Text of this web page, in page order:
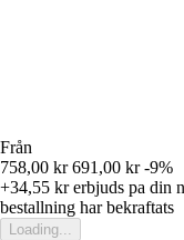
Från
758,00 kr 691,00 kr -9%
+34,55 krerbjuds pa din
bestallning har bekraftats
Loading...